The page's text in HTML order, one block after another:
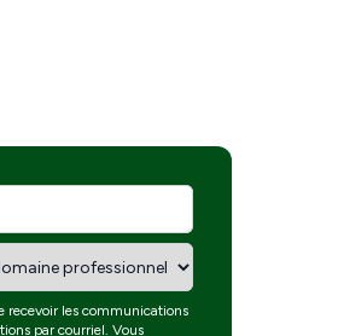
recevoir les communications
par courriel. Vous